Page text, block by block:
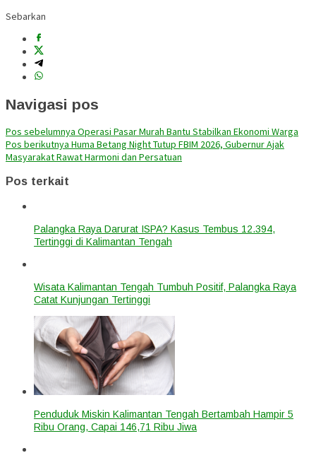
Sebarkan
Navigasi pos
Pos sebelumnya Operasi Pasar Murah Bantu Stabilkan Ekonomi Warga
Pos berikutnya Huma Betang Night Tutup FBIM 2026, Gubernur Ajak
Masyarakat Rawat Harmoni dan Persatuan
Pos terkait
Palangka Raya Darurat ISPA? Kasus Tembus 12.394,
Tertinggi di Kalimantan Tengah
Wisata Kalimantan Tengah Tumbuh Positif, Palangka Raya
Catat Kunjungan Tertinggi
Penduduk Miskin Kalimantan Tengah Bertambah Hampir 5
Ribu Orang, Capai 146,71 Ribu Jiwa